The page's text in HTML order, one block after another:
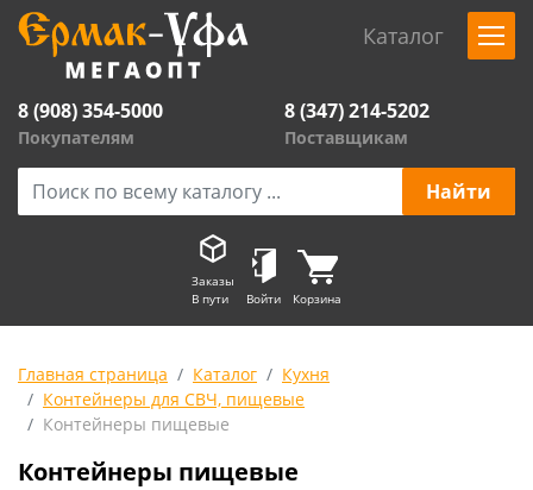
Каталог
8 (908) 354-5000
Покупателям
8 (347) 214-5202
Поставщикам
Заказы
В пути
Войти Корзина
Главная страница Каталог
Кухня
Контейнеры для СВЧ, пищевые
Контейнеры пищевые
Контейнеры пищевые